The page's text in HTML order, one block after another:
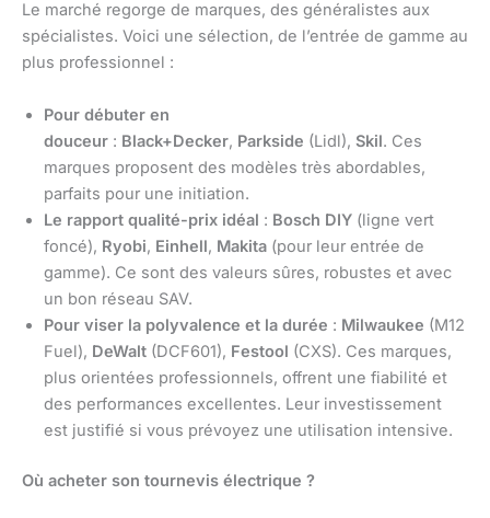
Le marché regorge de marques, des généralistes aux
spécialistes. Voici une sélection, de l’entrée de gamme au
plus professionnel :
Pour débuter en
douceur : Black+Decker, Parkside (Lidl), Skil. Ces
marques proposent des modèles très abordables,
parfaits pour une initiation.
Le rapport qualité-prix idéal : Bosch DIY (ligne vert
foncé), Ryobi, Einhell, Makita (pour leur entrée de
gamme). Ce sont des valeurs sûres, robustes et avec
un bon réseau SAV.
Pour viser la polyvalence et la durée : Milwaukee (M12
Fuel), DeWalt (DCF601), Festool (CXS). Ces marques,
plus orientées professionnels, offrent une fiabilité et
des performances excellentes. Leur investissement
est justifié si vous prévoyez une utilisation intensive.
Où acheter son tournevis électrique ?